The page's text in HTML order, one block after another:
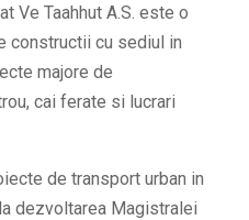
Ve Taahhut A.S. este o
constructii cu sediul in
majore de
cai ferate si lucrari
de transport urban in
dezvoltarea Magistralei